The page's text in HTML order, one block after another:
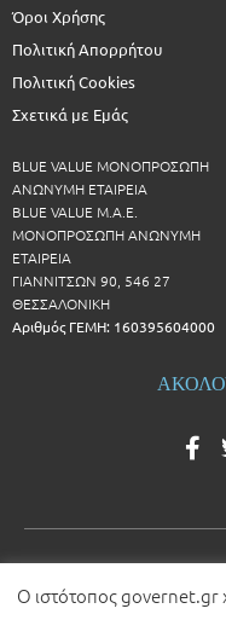
Όροι Χρήσης
Πολιτική Απορρήτου
Πολιτική Cookies
Σχετικά με Εμάς
BLUE VALUE ΜΟΝΟΠΡΟΣΩΠΗ
ΑΝΩΝΥΜΗ ΕΤΑΙΡΕΙΑ
BLUE VALUE Μ.Α.Ε.
ΜΟΝΟΠΡΟΣΩΠΗ ΑΝΩΝΥΜΗ
ΕΤΑΙΡΕΙΑ
ΓΙΑΝΝΙΤΣΩΝ 90, 546 27
ΘΕΣΣΑΛΟΝΙΚΗ
Αριθμός ΓΕΜΗ: 160395604000
©
Ο ιστότοπος governet.gr